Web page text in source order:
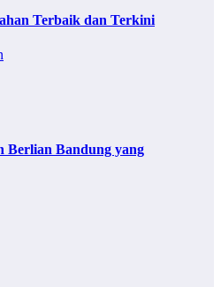
Terbaik dan Terkini
Berlian Bandung yang